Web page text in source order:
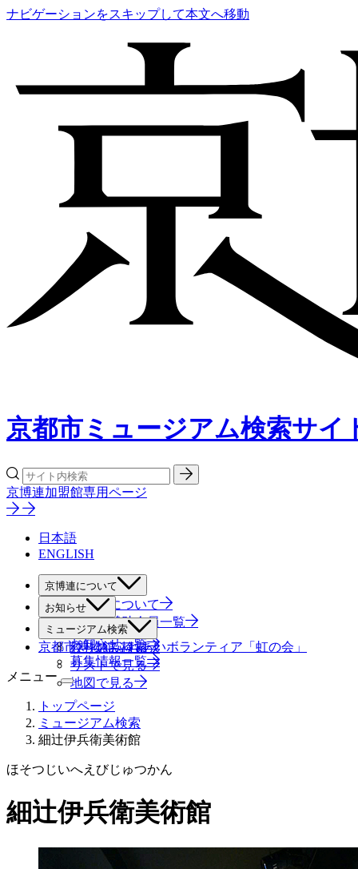
ナビゲーションをスキップして本文へ移動
京都市ミュージアム検索サイ
京博連加盟館専用ページ
日本語
ENGLISH
京博連について
京博連について
役員・賛助会員一覧
お知らせ
すべて
お知らせ一覧
募集情報一覧
ミュージアム検索
絞り込み検索
リストで見る
地図で見る
京都市博物館ふれあいボランティア「虹の会」
メニュー
トップページ
ミュージアム検索
細辻伊兵衛美術館
ほそつじいへえびじゅつかん
細辻伊兵衛美術館